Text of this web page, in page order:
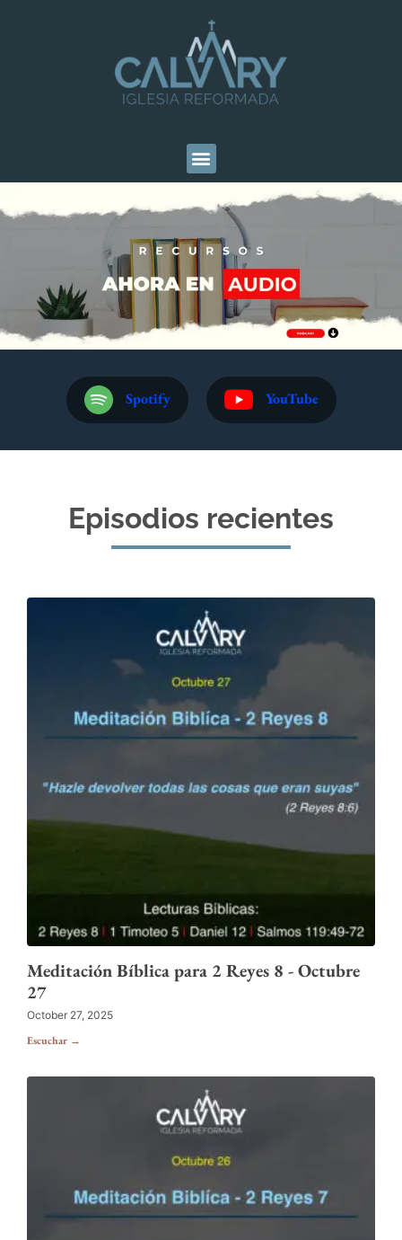
Spotify YouTube
Episodios recientes
Meditación Bíblica para 2 Reyes 8 - Octubre
27
October 27, 2025
Escuchar →